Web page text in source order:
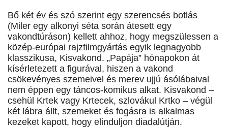
Bő két év és szó szerint egy szerencsés botlás
(Miler egy alkonyi séta során átesett egy
vakondtúráson) kellett ahhoz, hogy megszülessen a
közép-európai rajzfilmgyártás egyik legnagyobb
klasszikusa, Kisvakond. „Papája” hónapokon át
kísérletezett a figurával, hiszen a vakond
csökevényes szemeivel és merev ujjú ásólábaival
nem éppen egy táncos-komikus alkat. Kisvakond –
csehül Krtek vagy Krtecek, szlovákul Krtko – végül
két lábra állt, szemeket és fogásra is alkalmas
kezeket kapott, hogy elinduljon diadalútján.